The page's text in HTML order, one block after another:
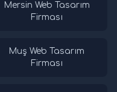
Mersin Web Tasarım
Firması
Muş Web Tasarım
Firması